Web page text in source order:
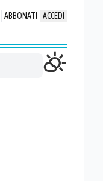
ABBONATI ACCEDI